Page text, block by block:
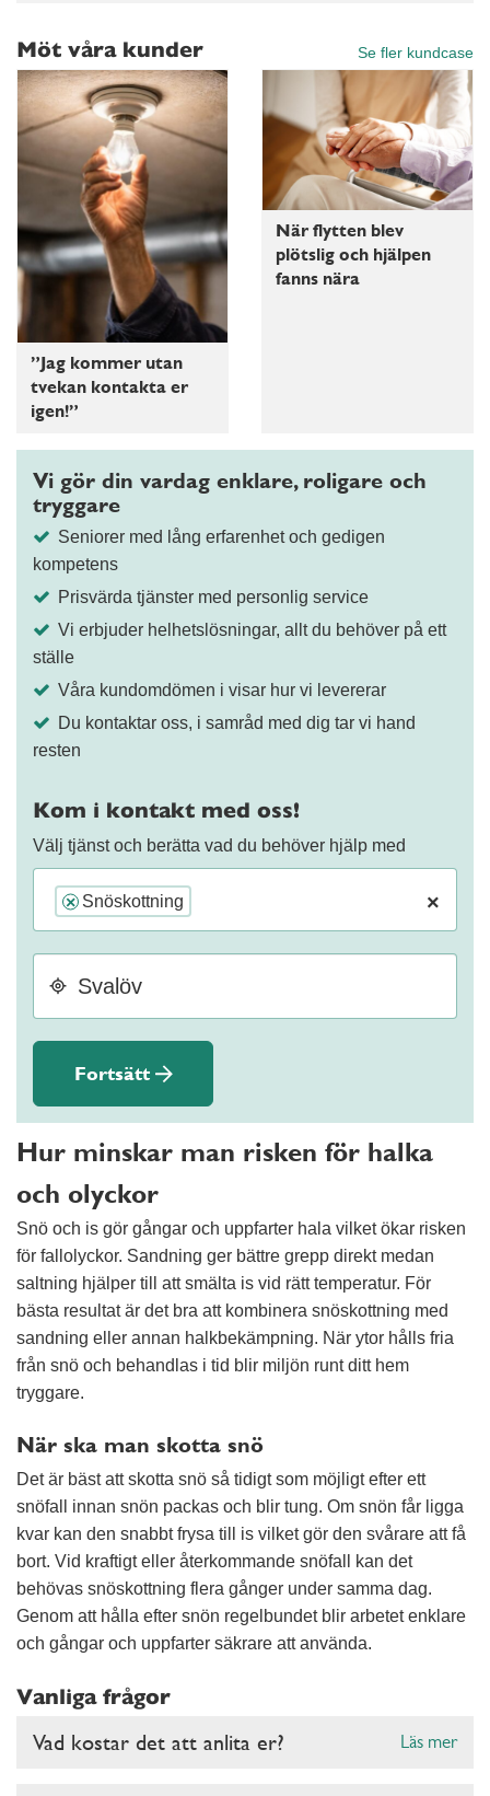
Möt våra kunder Se fler kundcase
”Jag kommer utan
tvekan kontakta er
igen!”
När flytten blev
plötslig och hjälpen
fanns nära
Vi gör din vardag enklare, roligare och
tryggare
Seniorer med lång erfarenhet och gedigen
kompetens
Prisvärda tjänster med personlig service
Vi erbjuder helhetslösningar, allt du behöver på ett
ställe
Våra kundomdömen i visar hur vi levererar
Du kontaktar oss, i samråd med dig tar vi hand
resten
Kom i kontakt med oss!
Välj tjänst och berätta vad du behöver hjälp med
×
× Snöskottning
Fortsätt
Hur minskar man risken för halka
och olyckor
Snö och is gör gångar och uppfarter hala vilket ökar risken
för fallolyckor. Sandning ger bättre grepp direkt medan
saltning hjälper till att smälta is vid rätt temperatur. För
bästa resultat är det bra att kombinera snöskottning med
sandning eller annan halkbekämpning. När ytor hålls fria
från snö och behandlas i tid blir miljön runt ditt hem
tryggare.
När ska man skotta snö
Det är bäst att skotta snö så tidigt som möjligt efter ett
snöfall innan snön packas och blir tung. Om snön får ligga
kvar kan den snabbt frysa till is vilket gör den svårare att få
bort. Vid kraftigt eller återkommande snöfall kan det
behövas snöskottning flera gånger under samma dag.
Genom att hålla efter snön regelbundet blir arbetet enklare
och gångar och uppfarter säkrare att använda.
Vanliga frågor
Vad kostar det att anlita er? Läs mer